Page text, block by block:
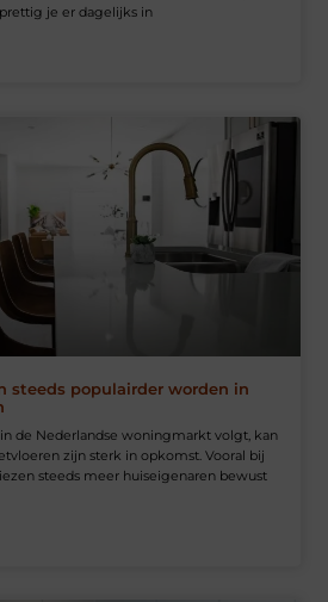
je er dagelijks in
steeds populairder worden in
de Nederlandse woningmarkt volgt, kan
zijn sterk in opkomst. Vooral bij
steeds meer huiseigenaren bewust